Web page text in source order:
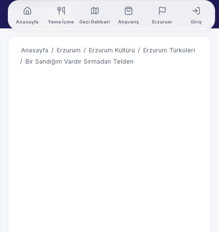
Anasayfa Yeme İçme Gezi Rehberi Alışveriş Erzurum Giriş
Anasayfa / Erzurum / Erzurum Kültürü / Erzurum Türküleri
/ Bir Sandığım Vardır Sırmadan Telden